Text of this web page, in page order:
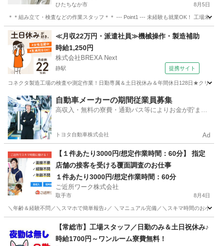
ひたちなか市 8月5日
＊＊組み立て・検査などの作業スタッフ＊＊ --- Point1 --- 未経験も就業OK！ 工場未
茨城 ひたちなか市 工場 スタッフ
≪月収22万円・派遣社員≫機械操作・製造補助
時給1,250円
株式会社BREXA Next
静駅 提携サイト
コネクタ製造工場の検査や測定作業！日勤専属＆土日祝休み＆年間休日128日★クリ
茨城 常陸大宮市 静駅 その他
自動車メーカーの期間従業員募集
高収入・無料の寮費・通勤バス等によりお金が貯まり
トヨタ自動車株式会社 Ad
【１件あたり3000円/想定作業時間：60分】 指定
店舗の接客を受ける覆面調査のお仕事
１件あたり3000円/想定作業時間：60分
ご近所ワーク株式会社
取手市 8月4日
＼年齢＆経験不問／＼スマホで簡単報告♪／ ＼マニュアル完備／＼スキマ時間のお小
その他
【常総市】工場スタッフ／日勤のみ＆土日祝休み♪
時給1700円～ワンルーム寮費無料！